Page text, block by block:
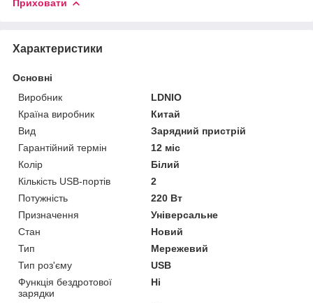
Приховати
Характеристики
Основні
Виробник
LDNIO
Країна виробник
Китай
Вид
Зарядний пристрій
Гарантійний термін
12 міс
Колір
Білий
Кількість USB-портів
2
Потужність
220 Вт
Призначення
Універсальне
Стан
Новий
Тип
Мережевий
Тип роз'єму
USB
Функція бездротової
зарядки
Ні